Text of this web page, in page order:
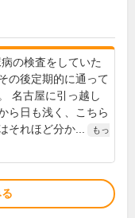
の検査をしていた
の後定期的に通って
名古屋に引っ越し
ら日も浅く、こちら
それほど分か...
もっ